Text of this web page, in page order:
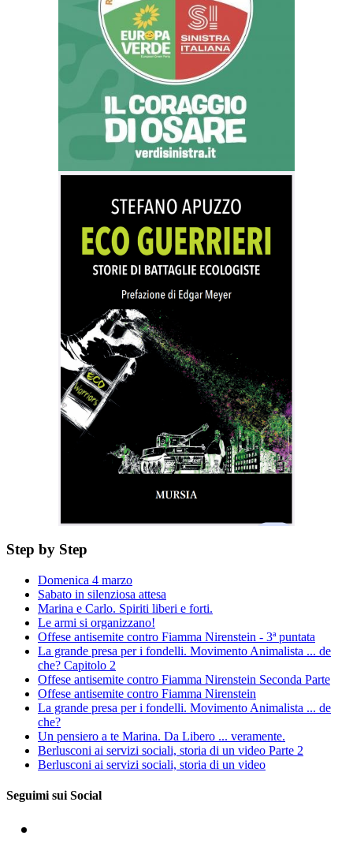
Step by Step
Domenica 4 marzo
Sabato in silenziosa attesa
Marina e Carlo. Spiriti liberi e forti.
Le armi si organizzano!
Offese antisemite contro Fiamma Nirenstein - 3ª puntata
La grande presa per i fondelli. Movimento Animalista ... de
che? Capitolo 2
Offese antisemite contro Fiamma Nirenstein Seconda Parte
Offese antisemite contro Fiamma Nirenstein
La grande presa per i fondelli. Movimento Animalista ... de
che?
Un pensiero a te Marina. Da Libero ... veramente.
Berlusconi ai servizi sociali, storia di un video Parte 2
Berlusconi ai servizi sociali, storia di un video
Seguimi sui Social